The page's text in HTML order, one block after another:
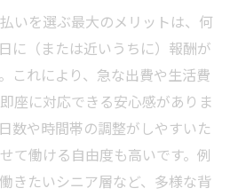
いを選ぶ最大のメリットは、何
に（または近いうちに）報酬が
これにより、急な出費や生活費
座に対応できる安心感がありま
数や時間帯の調整がしやすいた
て働ける自由度も高いです。例
きたいシニア層など、多様な背